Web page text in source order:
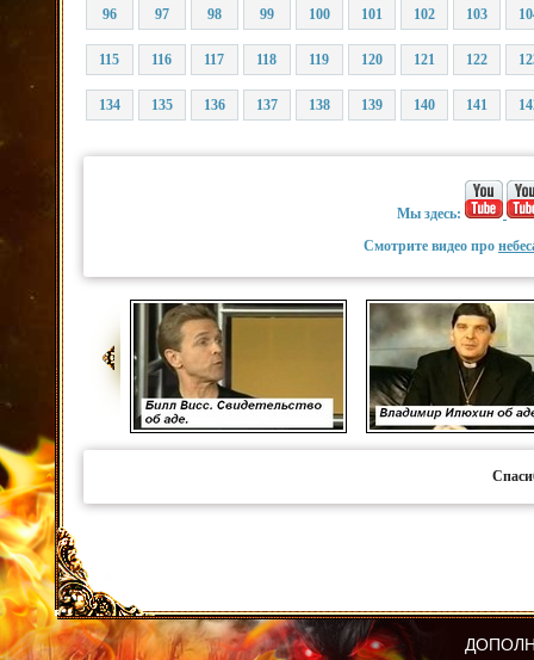
96 97 98 99 100 101 102 103
115 116 117 118 119 120 121 122
134 135 136 137 138 139 140 141
Мы здесь:
Смотрите видео про